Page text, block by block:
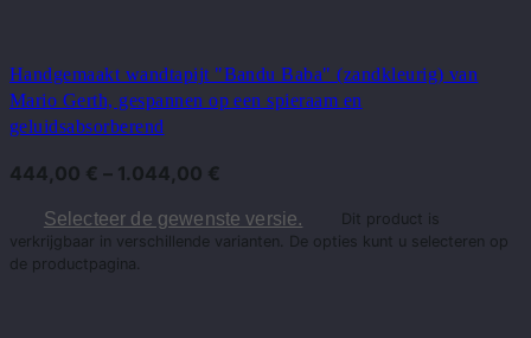
Handgemaakt wandtapijt "Bandu Baba" (zandkleurig) van
Mario Gerth, gespannen op een spieraam en
geluidsabsorberend
444,00 € – 1.044,00 €
Selecteer de gewenste versie.
Dit product is
verkrijgbaar in verschillende varianten. De opties kunt u selecteren op
de productpagina.